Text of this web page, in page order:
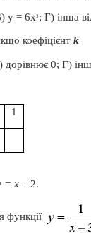
у = 6х3; Г) інша
коефіцієнтk
дорівнює 0; Г)
1
= х– 2.
функції